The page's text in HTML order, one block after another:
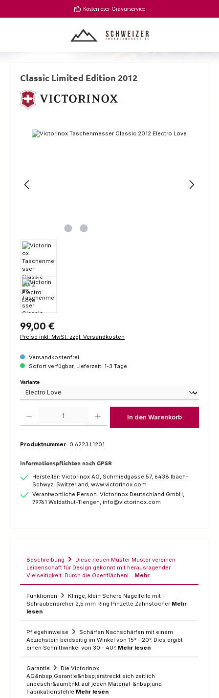
Kostenloser Gravurservice
Classic Limited Edition 2012
Bildergalerie überspringen
Regulärer Preis:
99,00 €
Preise inkl. MwSt. zzgl. Versandkosten
Versandkostenfrei
Sofort verfügbar, Lieferzeit: 1-3 Tage
Varianteauswählen
In den Warenkorb
Produktnummer: 0.6223.L1201
Informationspflichten nach GPSR
Hersteller: Victorinox AG, Schmiedgasse 57, 6438 Ibach-
Schwyz, Switzerland, www.victorinox.com
Verantwortliche Person: Victorinox Deutschland GmbH,
79761 Waldsthut-Tiengen, info@victorinox.com
Beschreibung
Diese neuen Muster Muster vereinen
Leidenschaft für Design gekonnt mit herausragender
Vielseitigkeit. Durch die Obenflächenl… Mehr
Funktionen
Klinge, klein Schere Nagelfeile mit -
Schraubendreher 2,5 mm Ring Pinzette Zahnstocher Mehr
lesen
Pflegehinweise
Schärfen Nachschärfen mit einem
Abziehstein beidseitig im Winkel von 15° - 20°. Dies ergibt
einen Schnittwinkel von 30 - 40°. Mehr lesen
Garantie
Die Victorinox
AG&nbsp;Garantie&nbsp;erstreckt sich zeitlich
unbeschr&auml;nkt auf jeden Material-&nbsp;und
Fabrikationsfehle Mehr lesen